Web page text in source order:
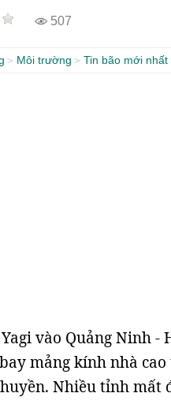
507
Môi trường Tin bão mới nhất
vào Quảng Ninh -
mảng kính nhà
Nhiều tỉnh mất